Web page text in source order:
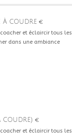
à coudre €
et éclaircir tous les
dans une ambiance
coudre) €
et éclaircir tous les